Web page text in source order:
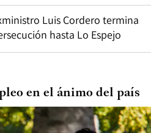
Luis Cordero termina
hasta Lo Espejo
en el ánimo del país